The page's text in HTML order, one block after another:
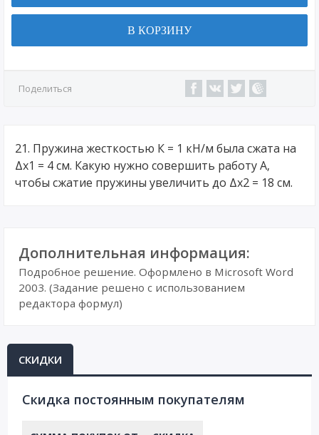
В КОРЗИНУ
Поделиться
21. Пружина жесткостью К = 1 кН/м была сжата на
Δх1 = 4 см. Какую нужно совершить работу А,
чтобы сжатие пружины увеличить до Δх2 = 18 см.
Дополнительная информация:
Подробное решение. Оформлено в Microsoft Word
2003. (Задание решено с использованием
редактора формул)
СКИДКИ
Cкидка постоянным покупателям